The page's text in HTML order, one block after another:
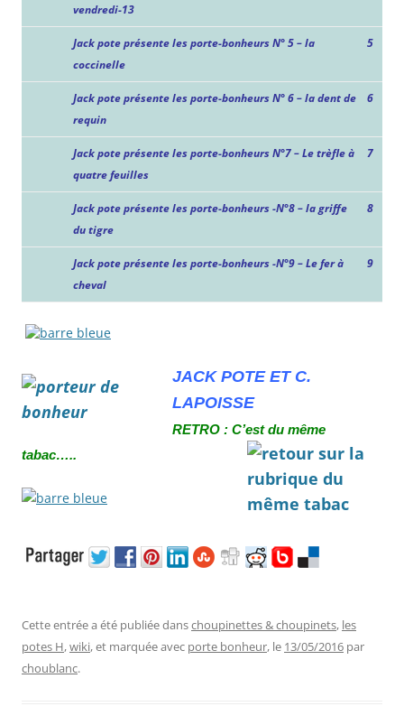
vendredi-13
Jack pote présente les porte-bonheurs N° 5 – la
coccinelle
5
Jack pote présente les porte-bonheurs N° 6 – la dent de
requin
6
Jack pote présente les porte-bonheurs N°7 – Le trèfle à
quatre feuilles
7
Jack pote présente les porte-bonheurs -N°8 – la griffe
du tigre
8
Jack pote présente les porte-bonheurs -N°9 – Le fer à
cheval
9
JACK POTE ET C.
LAPOISSE
RETRO : C’est du même
tabac…..
Cette entrée a été publiée danschoupinettes & choupinets, les
potes H,wiki, et marquée avec porte bonheur, le 13/05/2016 par
choublanc.